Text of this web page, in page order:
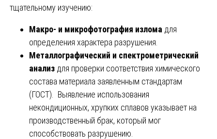
тщательному изучению:
Макро- и микрофотография излома для
определения характера разрушения.
Металлографический и спектрометрический
анализ для проверки соответствия химического
состава материала заявленным стандартам
(ГОСТ). Выявление использования
некондиционных, хрупких сплавов указывает на
производственный брак, который мог
способствовать разрушению.